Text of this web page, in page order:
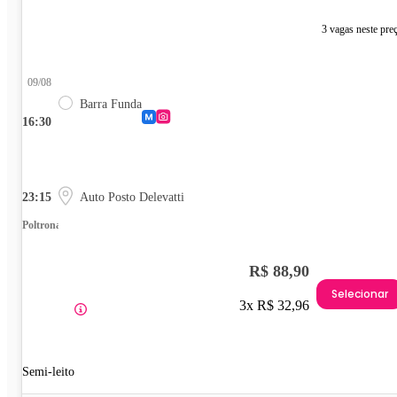
3 vagas neste
16:30
09/08
Barra Funda
23:15 Auto Posto Delevatti
Poltrona
Semi-leito
R$ 88,90
3x R$ 32,96
Selecionar